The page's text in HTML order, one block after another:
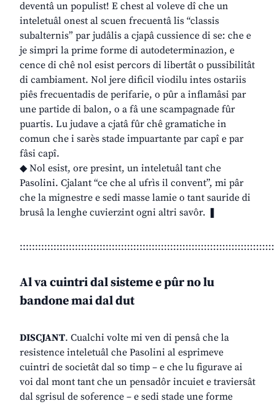
deventâ un populist! E chest al voleve dî che un
inteletuâl onest al scuen frecuentâ lis “classis
subalternis” par judâlis a cjapâ cussience di se: che e
je simpri la prime forme di autodeterminazion, e
cence di chê nol esist percors di libertât o pussibilitât
di cambiament. Nol jere dificil viodilu intes ostariis
piês frecuentadis de perifarie, o pûr a inflamâsi par
une partide di balon, o a fâ une scampagnade fûr
puartis. Lu judave a cjatâ fûr chê gramatiche in
comun che i sarès stade impuartante par capî e par
fâsi capî.
◆ Nol esist, ore presint, un inteletuâl tant che
Pasolini. Cjalant “ce che al ufrìs il convent”, mi pâr
che la mignestre e sedi masse lamie o tant sauride di
brusâ la lenghe cuvierzint ogni altri savôr. ❚
Al va cuintri dal sisteme e pûr no lu
bandone mai dal dut
DISCJANT. Cualchi volte mi ven di pensâ che la
resistence inteletuâl che Pasolini al esprimeve
cuintri de societât dal so timp – e che lu figurave ai
voi dal mont tant che un pensadôr incuiet e traviersât
dal sgrisul de soference – e sedi stade une forme